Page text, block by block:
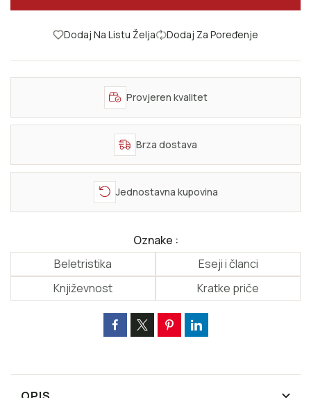
Dodaj Na Listu Želja Dodaj Za Poređenje
Provjeren kvalitet
Brza dostava
Jednostavna kupovina
Oznake :
Beletristika
Eseji i članci
Književnost
Kratke priče